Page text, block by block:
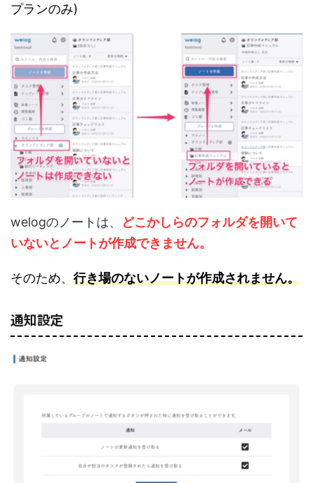
プランのみ)
welogのノートは、
どこかしらのフォルダを開いて
いないとノートが作成できません。
そのため、 行き場のないノートが作成されません。
通知設定